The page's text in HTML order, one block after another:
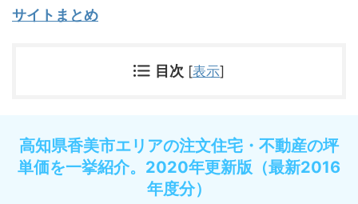
サイトまとめ
目次 [表示]
高知県香美市エリアの注文住宅・不動産の坪
単価を一挙紹介。2020年更新版（最新2016
年度分）